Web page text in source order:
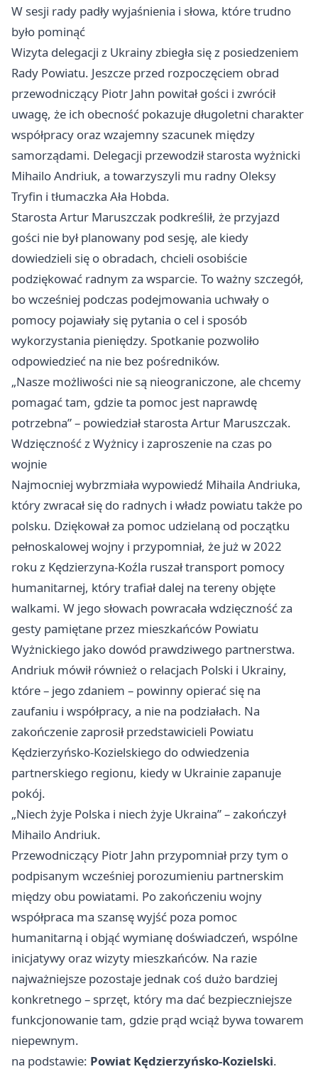
W sesji rady padły wyjaśnienia i słowa, które trudno
było pominąć
Wizyta delegacji z Ukrainy zbiegła się z posiedzeniem
Rady Powiatu. Jeszcze przed rozpoczęciem obrad
przewodniczący Piotr Jahn powitał gości i zwrócił
uwagę, że ich obecność pokazuje długoletni charakter
współpracy oraz wzajemny szacunek między
samorządami. Delegacji przewodził starosta wyżnicki
Mihailo Andriuk, a towarzyszyli mu radny Oleksy
Tryfin i tłumaczka Ała Hobda.
Starosta Artur Maruszczak podkreślił, że przyjazd
gości nie był planowany pod sesję, ale kiedy
dowiedzieli się o obradach, chcieli osobiście
podziękować radnym za wsparcie. To ważny szczegół,
bo wcześniej podczas podejmowania uchwały o
pomocy pojawiały się pytania o cel i sposób
wykorzystania pieniędzy. Spotkanie pozwoliło
odpowiedzieć na nie bez pośredników.
„Nasze możliwości nie są nieograniczone, ale chcemy
pomagać tam, gdzie ta pomoc jest naprawdę
potrzebna” – powiedział starosta Artur Maruszczak.
Wdzięczność z Wyżnicy i zaproszenie na czas po
wojnie
Najmocniej wybrzmiała wypowiedź Mihaila Andriuka,
który zwracał się do radnych i władz powiatu także po
polsku. Dziękował za pomoc udzielaną od początku
pełnoskalowej wojny i przypomniał, że już w 2022
roku z Kędzierzyna-Koźla ruszał transport pomocy
humanitarnej, który trafiał dalej na tereny objęte
walkami. W jego słowach powracała wdzięczność za
gesty pamiętane przez mieszkańców Powiatu
Wyżnickiego jako dowód prawdziwego partnerstwa.
Andriuk mówił również o relacjach Polski i Ukrainy,
które – jego zdaniem – powinny opierać się na
zaufaniu i współpracy, a nie na podziałach. Na
zakończenie zaprosił przedstawicieli Powiatu
Kędzierzyńsko-Kozielskiego do odwiedzenia
partnerskiego regionu, kiedy w Ukrainie zapanuje
pokój.
„Niech żyje Polska i niech żyje Ukraina” – zakończył
Mihailo Andriuk.
Przewodniczący Piotr Jahn przypomniał przy tym o
podpisanym wcześniej porozumieniu partnerskim
między obu powiatami. Po zakończeniu wojny
współpraca ma szansę wyjść poza pomoc
humanitarną i objąć wymianę doświadczeń, wspólne
inicjatywy oraz wizyty mieszkańców. Na razie
najważniejsze pozostaje jednak coś dużo bardziej
konkretnego – sprzęt, który ma dać bezpieczniejsze
funkcjonowanie tam, gdzie prąd wciąż bywa towarem
niepewnym.
na podstawie: Powiat Kędzierzyńsko-Kozielski.